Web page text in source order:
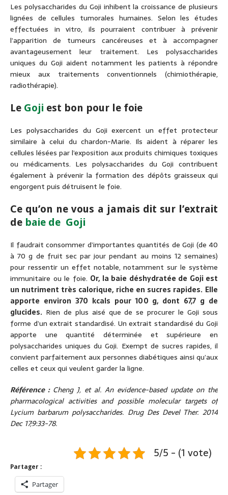
Les polysaccharides du Goji inhibent la croissance de plusieurs
lignées de cellules tumorales humaines. Selon les études
effectuées in vitro, ils pourraient contribuer à prévenir
l’apparition de tumeurs cancéreuses et à accompagner
avantageusement leur traitement. Les polysaccharides
uniques du Goji aident notamment les patients à répondre
mieux aux traitements conventionnels (chimiothérapie,
radiothérapie).
Le Goji est bon pour le foie
Les polysaccharides du Goji exercent un effet protecteur
similaire à celui du chardon-Marie. Ils aident à réparer les
cellules lésées par l’exposition aux produits chimiques toxiques
ou médicaments. Les polysaccharides du Goji contribuent
également à prévenir la formation des dépôts graisseux qui
engorgent puis détruisent le foie.
Ce qu’on ne vous a jamais dit sur l’extrait
de baie de Goji
Il faudrait consommer d’importantes quantités de Goji (de 40
à 70 g de fruit sec par jour pendant au moins 12 semaines)
pour ressentir un effet notable, notamment sur le système
immunitaire ou le foie. Or, la baie déshydratée de Goji est
un nutriment très calorique, riche en sucres rapides. Elle
apporte environ 370 kcals pour 100 g, dont 67,7 g de
glucides. Rien de plus aisé que de se procurer le Goji sous
forme d’un extrait standardisé. Un extrait standardisé du Goji
apporte une quantité déterminée et supérieure en
polysaccharides uniques du Goji. Exempt de sucres rapides, il
convient parfaitement aux personnes diabétiques ainsi qu’aux
celles et ceux qui veulent garder la ligne.
Référence :Cheng J, et al.An evidence-based update on the
pharmacological activities and possible molecular targets of
Lycium barbarum polysaccharides. Drug Des Devel Ther. 2014
Dec 17;9:33-78.
5/5 - (1 vote)
Partager :
Partager